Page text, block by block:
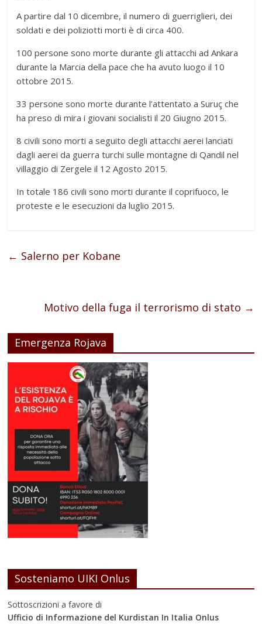
A partire dal 10 dicembre, il numero di guerriglieri, dei
soldati e dei poliziotti morti è di circa 400.
100 persone sono morte durante gli attacchi ad Ankara
durante la Marcia della pace che ha avuto luogo il 10
ottobre 2015.
33 persone sono morte durante l’attentato a Suruç che
ha preso di mira i giovani socialisti il 20 Giugno 2015.
8 civili sono morti a seguito degli attacchi aerei lanciati
dagli aerei da guerra turchi sulle montagne di Qandil nel
villaggio di Zergele il 12 Agosto 2015.
In totale 186 civili sono morti durante il coprifuoco, le
proteste e le esecuzioni da luglio 2015.
← Salerno per Kobane
Motivo della fuga il terrorismo di stato →
Emergenza Rojava
Sosteniamo UIKI Onlus
Sottoscrizioni a favore di
Ufficio di Informazione del Kurdistan In Italia Onlus